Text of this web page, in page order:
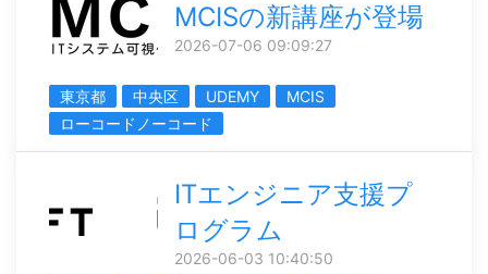
MCISの新講座が登場
2026-07-06 09:09:27
東京都 中央区 UDEMY
MCIS
ローコードノーコード
ITエンジニア支援プ
ログラム
2026-06-03 10:40:50